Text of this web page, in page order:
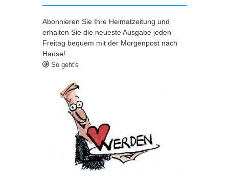
Abonnieren Sie Ihre Heimatzeitung und
erhalten Sie die neueste Ausgabe jeden
Freitag bequem mit der Morgenpost nach
Hause!
So geht's